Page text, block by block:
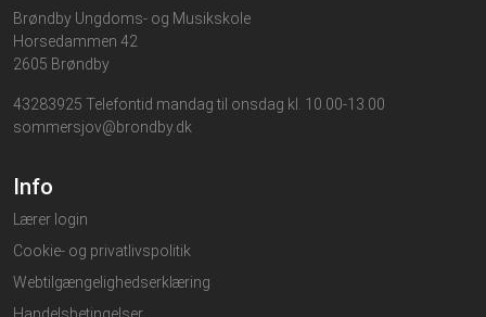
Brøndby Ungdoms- og Musikskole
Horsedammen 42
2605 Brøndby
43283925 Telefontid mandag til onsdag kl. 10.00-13.00
sommersjov@brondby.dk
Info
Lærer login
Cookie- og privatlivspolitik
Webtilgængelighedserklæring